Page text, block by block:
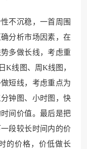
不沉稳，一首周围
分析市场因素，在
多做长线，考虑重
K线图、周K线图，
短线，考虑重点为
钟图、小时图，快
间价值。最后是把
段较长时间内的价
的价格，价低做长